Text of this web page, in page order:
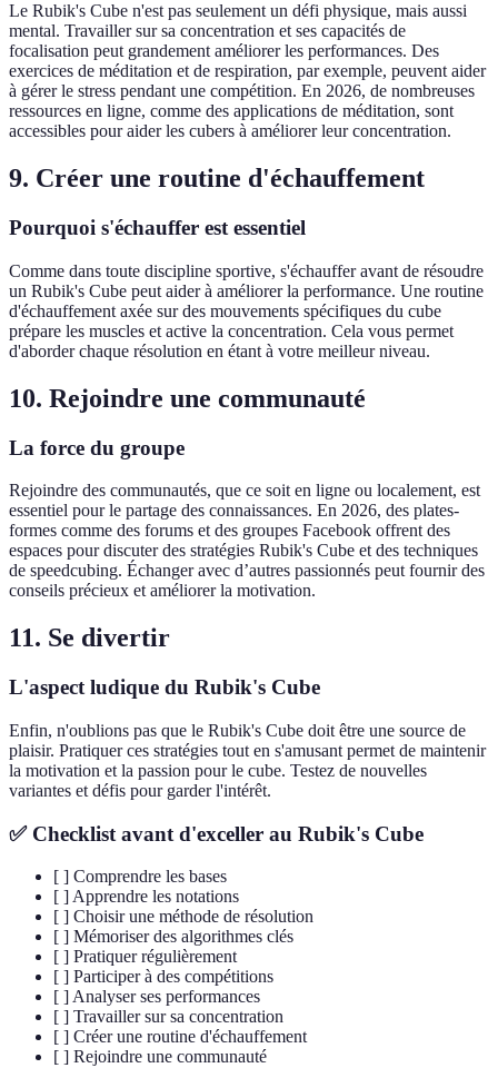
Le Rubik's Cube n'est pas seulement un défi physique, mais aussi
mental. Travailler sur sa concentration et ses capacités de
focalisation peut grandement améliorer les performances. Des
exercices de méditation et de respiration, par exemple, peuvent aider
à gérer le stress pendant une compétition. En 2026, de nombreuses
ressources en ligne, comme des applications de méditation, sont
accessibles pour aider les cubers à améliorer leur concentration.
9. Créer une routine d'échauffement
Pourquoi s'échauffer est essentiel
Comme dans toute discipline sportive, s'échauffer avant de résoudre
un Rubik's Cube peut aider à améliorer la performance. Une routine
d'échauffement axée sur des mouvements spécifiques du cube
prépare les muscles et active la concentration. Cela vous permet
d'aborder chaque résolution en étant à votre meilleur niveau.
10. Rejoindre une communauté
La force du groupe
Rejoindre des communautés, que ce soit en ligne ou localement, est
essentiel pour le partage des connaissances. En 2026, des plates-
formes comme des forums et des groupes Facebook offrent des
espaces pour discuter des stratégies Rubik's Cube et des techniques
de speedcubing. Échanger avec d’autres passionnés peut fournir des
conseils précieux et améliorer la motivation.
11. Se divertir
L'aspect ludique du Rubik's Cube
Enfin, n'oublions pas que le Rubik's Cube doit être une source de
plaisir. Pratiquer ces stratégies tout en s'amusant permet de maintenir
la motivation et la passion pour le cube. Testez de nouvelles
variantes et défis pour garder l'intérêt.
✅ Checklist avant d'exceller au Rubik's Cube
[ ] Comprendre les bases
[ ] Apprendre les notations
[ ] Choisir une méthode de résolution
[ ] Mémoriser des algorithmes clés
[ ] Pratiquer régulièrement
[ ] Participer à des compétitions
[ ] Analyser ses performances
[ ] Travailler sur sa concentration
[ ] Créer une routine d'échauffement
[ ] Rejoindre une communauté